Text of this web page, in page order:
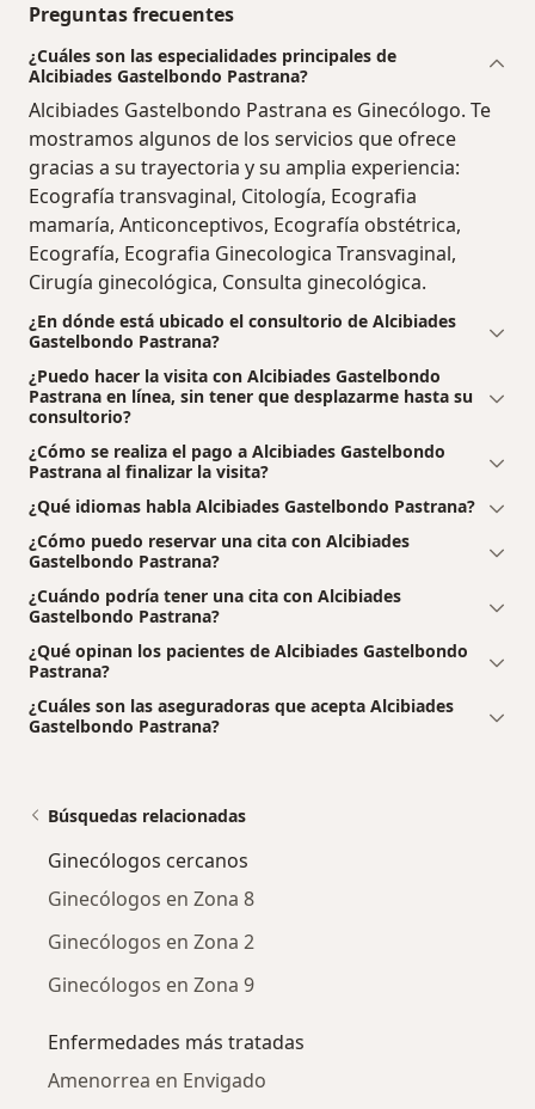
Preguntas frecuentes
¿Cuáles son las especialidades principales de
Alcibiades Gastelbondo Pastrana?
Alcibiades Gastelbondo Pastrana es Ginecólogo. Te
mostramos algunos de los servicios que ofrece
gracias a su trayectoria y su amplia experiencia:
Ecografía transvaginal, Citología, Ecografia
mamaría, Anticonceptivos, Ecografía obstétrica,
Ecografía, Ecografia Ginecologica Transvaginal,
Cirugía ginecológica, Consulta ginecológica.
¿En dónde está ubicado el consultorio de Alcibiades
Gastelbondo Pastrana?
¿Puedo hacer la visita con Alcibiades Gastelbondo
Pastrana en línea, sin tener que desplazarme hasta su
consultorio?
¿Cómo se realiza el pago a Alcibiades Gastelbondo
Pastrana al finalizar la visita?
¿Qué idiomas habla Alcibiades Gastelbondo Pastrana?
¿Cómo puedo reservar una cita con Alcibiades
Gastelbondo Pastrana?
¿Cuándo podría tener una cita con Alcibiades
Gastelbondo Pastrana?
¿Qué opinan los pacientes de Alcibiades Gastelbondo
Pastrana?
¿Cuáles son las aseguradoras que acepta Alcibiades
Gastelbondo Pastrana?
Búsquedas relacionadas
Ginecólogos cercanos
Ginecólogos en Zona 8
Ginecólogos en Zona 2
Ginecólogos en Zona 9
Enfermedades más tratadas
Amenorrea en Envigado